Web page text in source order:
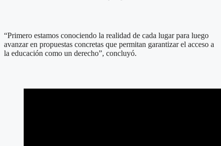
“Primero estamos conociendo la realidad de cada lugar para luego
avanzar en propuestas concretas que permitan garantizar el acceso a
la educación como un derecho”, concluyó.